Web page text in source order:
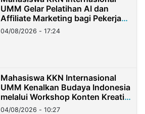
UMM Gelar Pelatihan AI dan
Affiliate Marketing bagi Pekerja
Migran Indonesia di Taiwan
04/08/2026 - 17:24
Mahasiswa KKN Internasional
UMM Kenalkan Budaya Indonesia
melalui Workshop Konten Kreatif
di Taiwan
04/08/2026 - 10:27